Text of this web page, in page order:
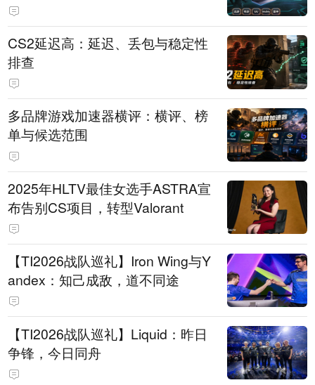
CS2延迟高：延迟、丢包与稳定性
排查
多品牌游戏加速器横评：横评、榜
单与候选范围
2025年HLTV最佳女选手ASTRA宣
布告别CS项目，转型Valorant
【TI2026战队巡礼】Iron Wing与Y
andex：知己成敌，道不同途
【TI2026战队巡礼】Liquid：昨日
争锋，今日同舟